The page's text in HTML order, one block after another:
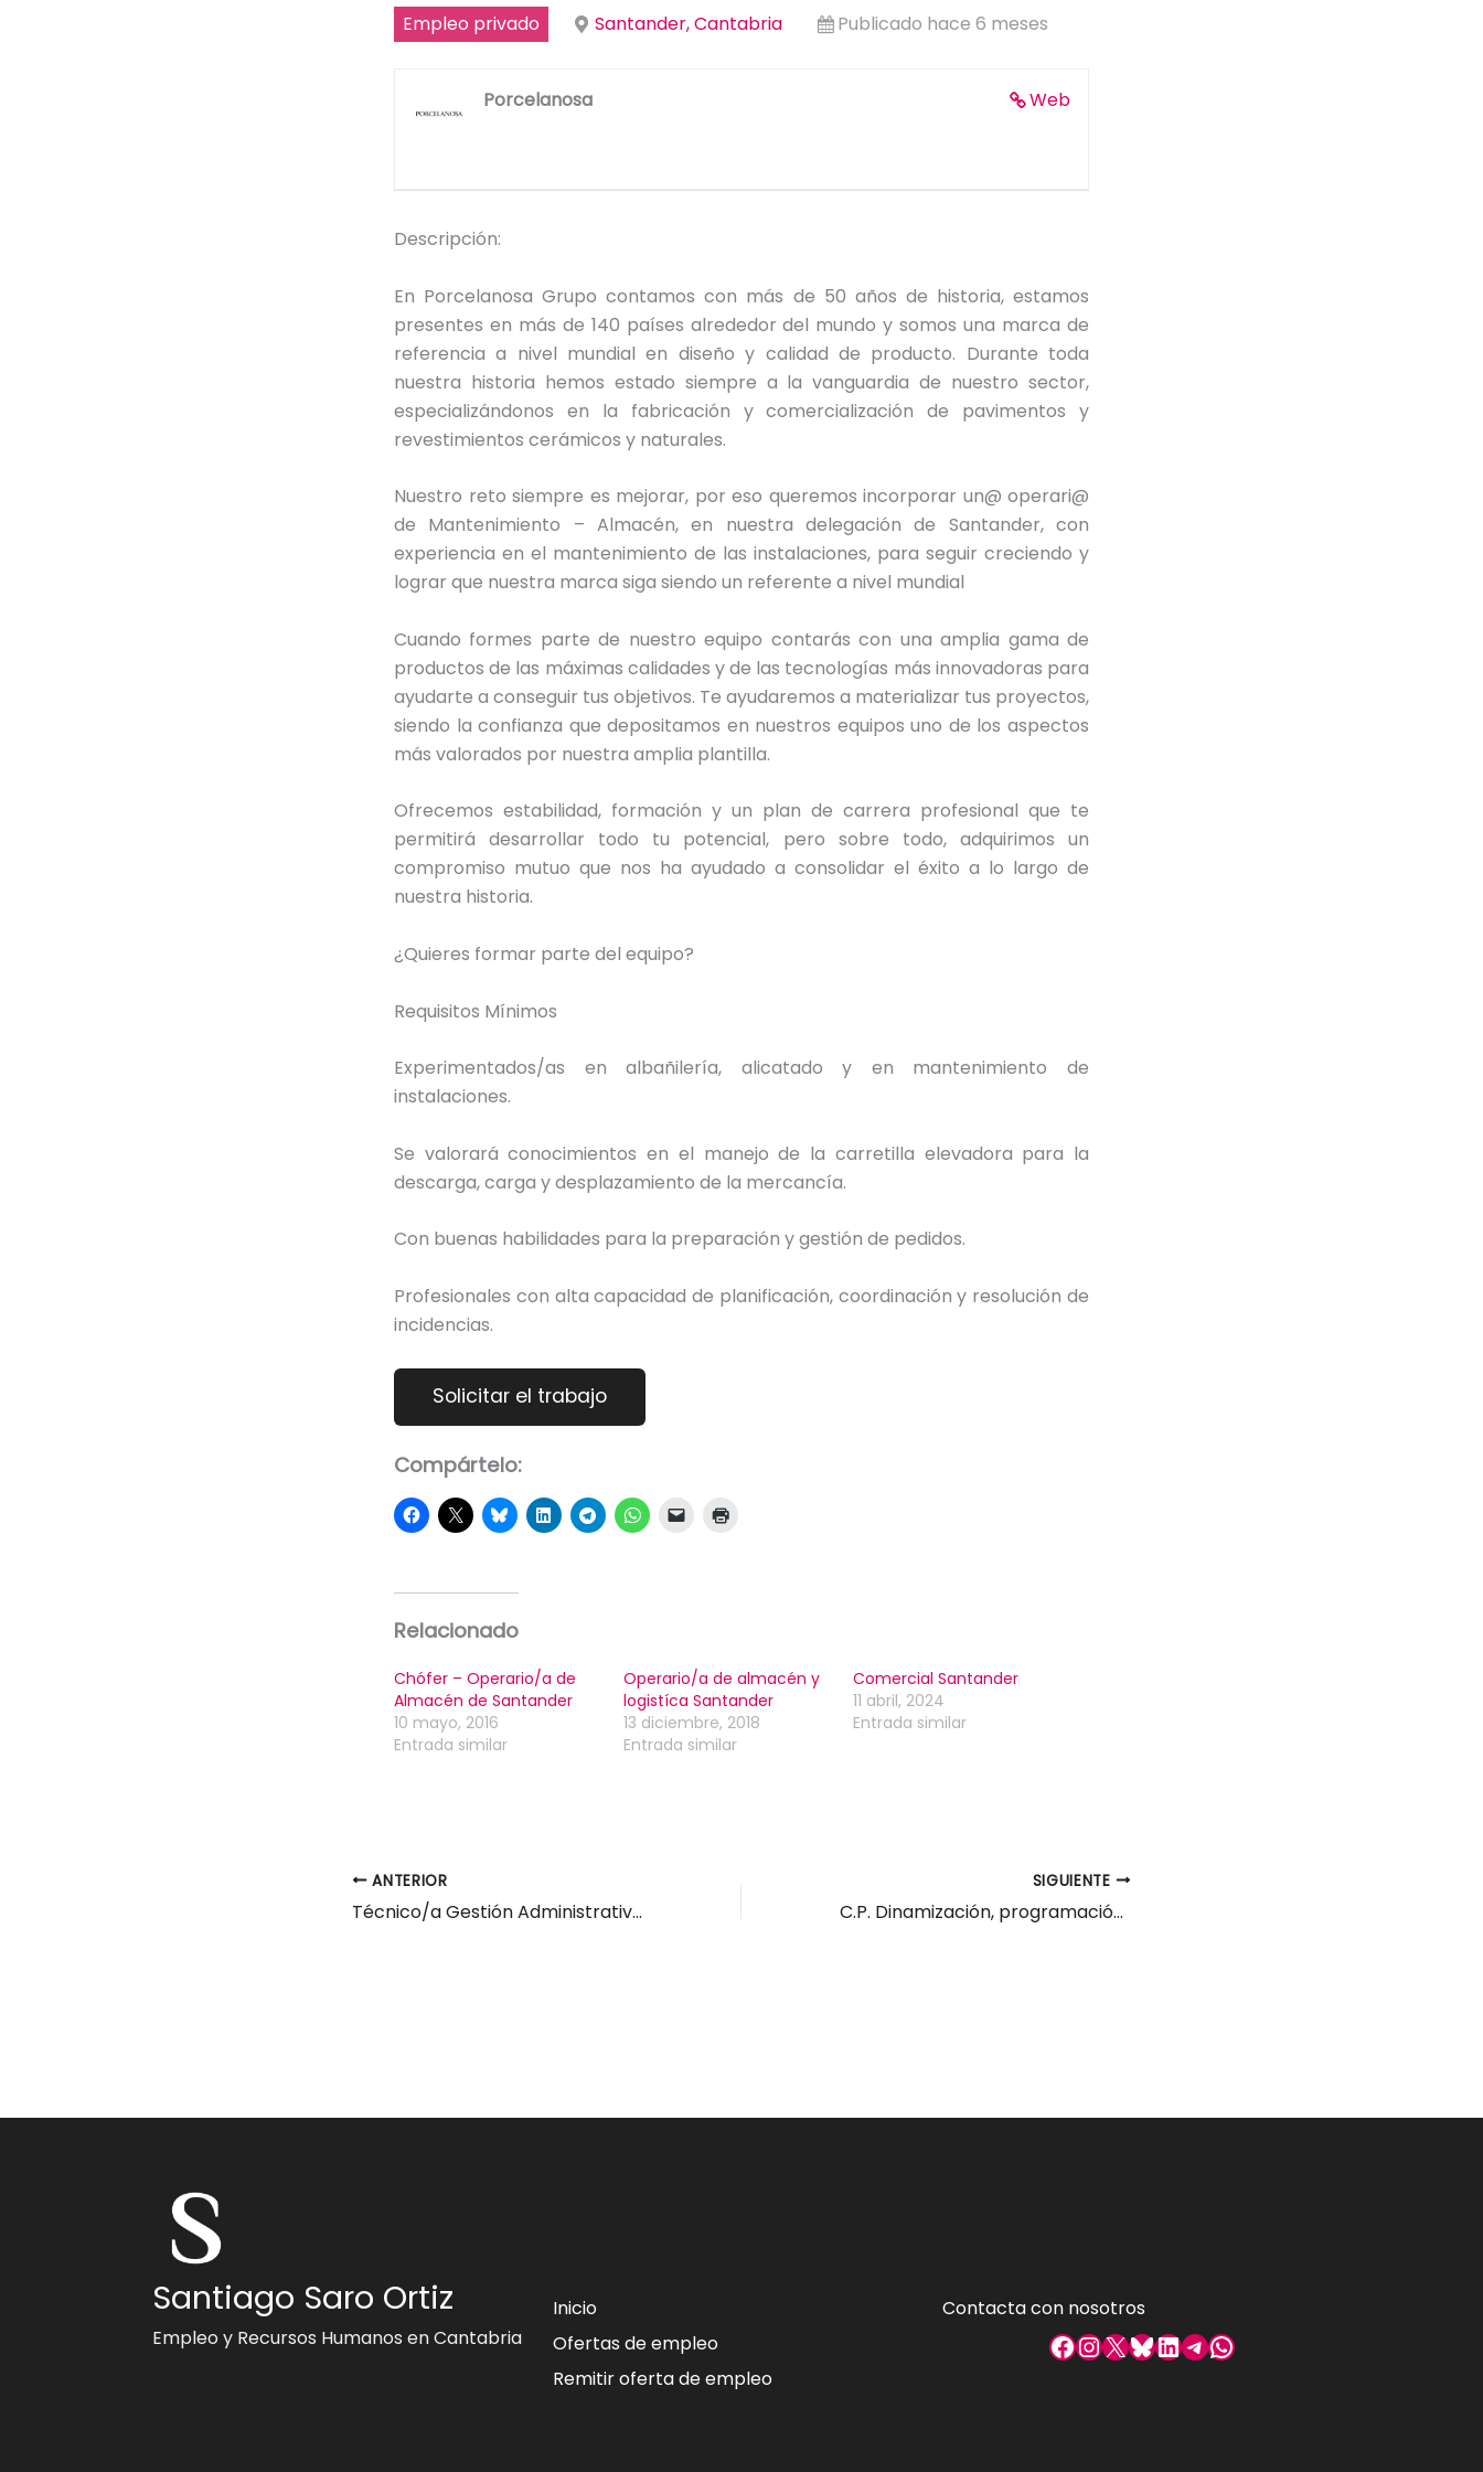
Empleo privado Santander, Cantabria Publicado hace 6 meses
Web
Porcelanosa
Descripción:
En Porcelanosa Grupo contamos con más de 50 años de historia, estamos
presentes en más de 140 países alrededor del mundo y somos una marca de
referencia a nivel mundial en diseño y calidad de producto. Durante toda
nuestra historia hemos estado siempre a la vanguardia de nuestro sector,
especializándonos en la fabricación y comercialización de pavimentos y
revestimientos cerámicos y naturales.
Nuestro reto siempre es mejorar, por eso queremos incorporar un@ operari@
de Mantenimiento – Almacén, en nuestra delegación de Santander, con
experiencia en el mantenimiento de las instalaciones, para seguir creciendo y
lograr que nuestra marca siga siendo un referente a nivel mundial
Cuando formes parte de nuestro equipo contarás con una amplia gama de
productos de las máximas calidades y de las tecnologías más innovadoras para
ayudarte a conseguir tus objetivos. Te ayudaremos a materializar tus proyectos,
siendo la confianza que depositamos en nuestros equipos uno de los aspectos
más valorados por nuestra amplia plantilla.
Ofrecemos estabilidad, formación y un plan de carrera profesional que te
permitirá desarrollar todo tu potencial, pero sobre todo, adquirimos un
compromiso mutuo que nos ha ayudado a consolidar el éxito a lo largo de
nuestra historia.
¿Quieres formar parte del equipo?
Requisitos Mínimos
Experimentados/as en albañilería, alicatado y en mantenimiento de
instalaciones.
Se valorará conocimientos en el manejo de la carretilla elevadora para la
descarga, carga y desplazamiento de la mercancía.
Con buenas habilidades para la preparación y gestión de pedidos.
Profesionales con alta capacidad de planificación, coordinación y resolución de
incidencias.
Compártelo:
Relacionado
Chófer – Operario/a de
Almacén de Santander
10 mayo, 2016
Entrada similar
Operario/a de almacén y
logistíca Santander
13 diciembre, 2018
Entrada similar
Comercial Santander
11 abril, 2024
Entrada similar
ANTERIOR
Técnico/a Gestión Administrativa / CAE Cantabria
SIGUIENTE
C.P. Dinamización, programación y desarrollo de acciones culturales Santander
Santiago Saro Ortiz
Empleo y Recursos Humanos en Cantabria
Inicio
Ofertas de empleo
Remitir oferta de empleo
Contacta con nosotros
Facebook
Instagram
X Bluesky
LinkedIn
Telegram
WhatsApp